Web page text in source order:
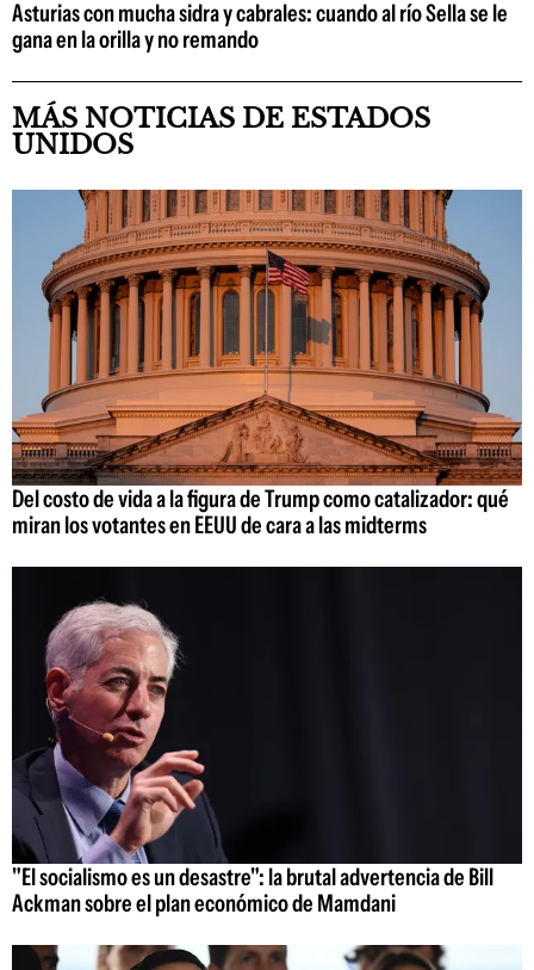
Asturias con mucha sidra y cabrales: cuando al río Sella se le
gana en la orilla y no remando
MÁS NOTICIAS DE ESTADOS
UNIDOS
Del costo de vida a la figura de Trump como catalizador: qué
miran los votantes en EEUU de cara a las midterms
"El socialismo es un desastre": la brutal advertencia de Bill
Ackman sobre el plan económico de Mamdani